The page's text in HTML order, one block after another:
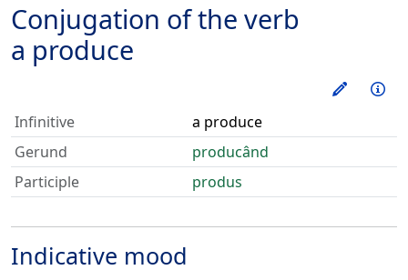
Conjugation of the verb
a produce
Train
Infinitive
a produce
Gerund
producând
Participle
produs
Indicative mood